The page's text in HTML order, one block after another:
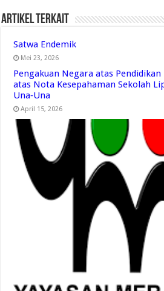
Artikel Terkait
Satwa Endemik
Mei 23, 2026
Pengakuan Negara atas
atas Nota Kesepahaman Sekolah
Una‑Una
April 15, 2026